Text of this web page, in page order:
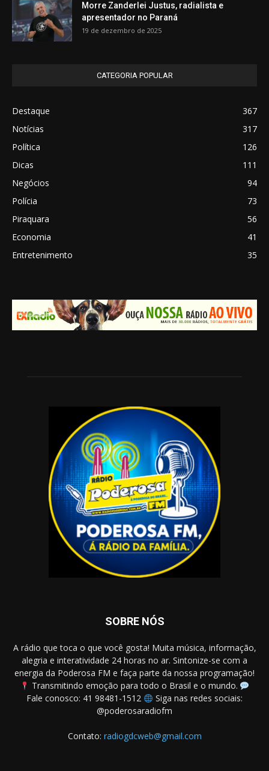
Morre Zanderlei Justus, radialista e
apresentador no Paraná
19 de dezembro de 2025
CATEGORIA POPULAR
Destaque
367
Notícias
317
Política
126
Dicas
111
Negócios
94
Polícia
73
Piraquara
56
Economia
41
Entretenimento
35
SOBRE NÓS
A rádio que toca o que você gosta! Muita música, informação,
alegria e interatividade 24 horas no ar. Sintonize-se com a
energia da Poderosa FM e faça parte da nossa programação!
Transmitindo emoção para todo o Brasil e o mundo.
Fale conosco: 41 98481-1512
Siga nas redes sociais:
@poderosaradiofm
Contato: radiogdcweb@gmail.com